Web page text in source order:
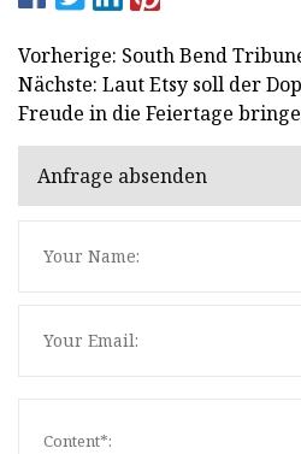
Vorherige: South Bend
Nächste: Laut Etsy soll der
Freude in die Feiertage
Anfrage absenden